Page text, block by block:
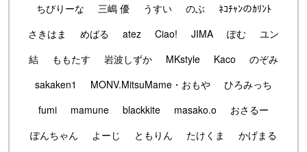
ちびりーな
三嶋 優 うすい のぶ
ﾈｺﾁｬﾝのｶﾘﾝﾄ
さきはま
めばる atez Ciao! JIMA ぽむ
ユン
結
ももたす 岩波しずか MKstyle Kaco
のぞみ
sakaken1
MONV.MitsuMame・おもや
ひろみっち
fumi
mamune blackkite masako.o
おさるー
ぽんちゃん
よーじ ともりん たけくま
かげまる